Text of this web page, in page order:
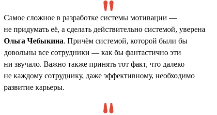
Самое сложное в разработке системы мотивации —
не придумать её, а сделать действительно системой, уверена
Ольга Чебыкина. Причём системой, которой были бы
довольны все сотрудники — как бы фантастично эти
ни звучало. Важно также принять тот факт, что далеко
не каждому сотруднику, даже эффективному, необходимо
развитие карьеры.